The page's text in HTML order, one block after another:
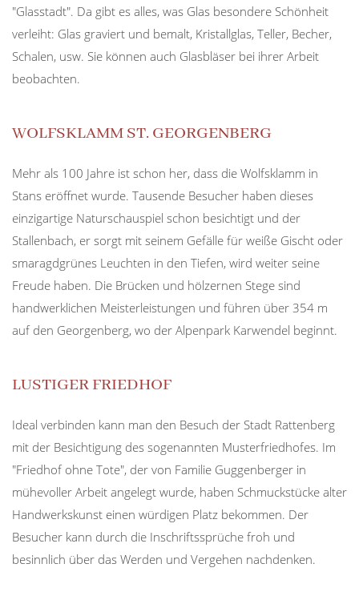
"Glasstadt". Da gibt es alles, was Glas besondere Schönheit
verleiht: Glas graviert und bemalt, Kristallglas, Teller, Becher,
Schalen, usw. Sie können auch Glasbläser bei ihrer Arbeit
beobachten.
WOLFSKLAMM ST. GEORGENBERG
Mehr als 100 Jahre ist schon her, dass die Wolfsklamm in
Stans eröffnet wurde. Tausende Besucher haben dieses
einzigartige Naturschauspiel schon besichtigt und der
Stallenbach, er sorgt mit seinem Gefälle für weiße Gischt oder
smaragdgrünes Leuchten in den Tiefen, wird weiter seine
Freude haben. Die Brücken und hölzernen Stege sind
handwerklichen Meisterleistungen und führen über 354 m
auf den Georgenberg, wo der Alpenpark Karwendel beginnt.
LUSTIGER FRIEDHOF
Ideal verbinden kann man den Besuch der Stadt Rattenberg
mit der Besichtigung des sogenannten Musterfriedhofes. Im
"Friedhof ohne Tote", der von Familie Guggenberger in
mühevoller Arbeit angelegt wurde, haben Schmuckstücke alter
Handwerkskunst einen würdigen Platz bekommen. Der
Besucher kann durch die Inschriftssprüche froh und
besinnlich über das Werden und Vergehen nachdenken.